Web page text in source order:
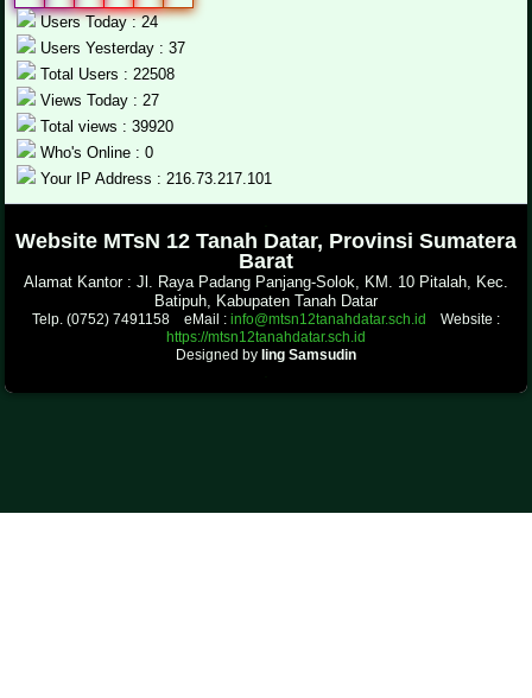
Users Today : 24
Users Yesterday : 37
Total Users : 22508
Views Today : 27
Total views : 39920
Who's Online : 0
Your IP Address : 216.73.217.101
Website MTsN 12 Tanah Datar, Provinsi Sumatera
Barat
Alamat Kantor : Jl. Raya Padang Panjang-Solok, KM. 10 Pitalah, Kec.
Batipuh, Kabupaten Tanah Datar
Telp. (0752) 7491158 eMail : info@mtsn12tanahdatar.sch.id
Website :
https://mtsn12tanahdatar.sch.id
Designed by Iing Samsudin